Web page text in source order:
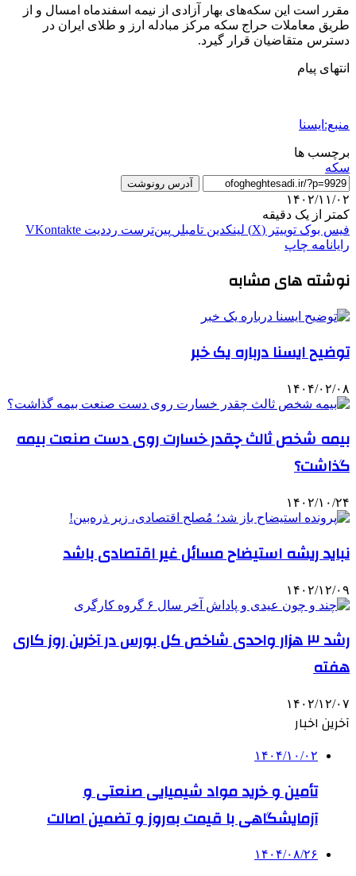
مقرر است این سکه‌های بهار آزادی از نیمه اسفندماه امسال و از
طریق معاملات حراج سکه مرکز مبادله ارز و طلای ایران در
دسترس متقاضیان قرار گیرد.
انتهای پیام
منبع:ایسنا
برچسب ها
سکه
آدرس رونوشت
۱۴۰۲/۱۱/۰۲
کمتر از یک دقیقه
فیس بوک توییتر (X) لینکدین ‫تامبلر ‫پین‌ترست ‫رددیت ‫VKontakte
رایانامه چاپ
نوشته های مشابه
توضیح ایسنا درباره یک خبر
۱۴۰۴/۰۲/۰۸
بیمه‌ شخص ثالث چقدر خسارت روی دست صنعت بیمه
گذاشت؟
۱۴۰۲/۱۰/۲۴
نباید ریشه استیضاح مسائل غیر اقتصادی باشد
۱۴۰۲/۱۲/۰۹
رشد ۳ هزار واحدی شاخص کل بورس در آخرین روز کاری
هفته
۱۴۰۲/۱۲/۰۷
آخرین اخبار
۱۴۰۴/۱۰/۰۲
تأمین و خرید مواد شیمیایی صنعتی و
آزمایشگاهی با قیمت به‌روز و تضمین اصالت
۱۴۰۴/۰۸/۲۶